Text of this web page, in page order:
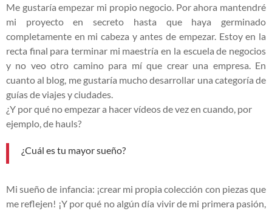
Me gustaría empezar mi propio negocio. Por ahora mantendré
mi proyecto en secreto hasta que haya germinado
completamente en mi cabeza y antes de empezar. Estoy en la
recta final para terminar mi maestría en la escuela de negocios
y no veo otro camino para mí que crear una empresa. En
cuanto al blog, me gustaría mucho desarrollar una categoría de
guías de viajes y ciudades.
¿Y por qué no empezar a hacer vídeos de vez en cuando, por
ejemplo, de hauls?
¿Cuál es tu mayor sueño?
Mi sueño de infancia: ¡crear mi propia colección con piezas que
me reflejen! ¡Y por qué no algún día vivir de mi primera pasión,